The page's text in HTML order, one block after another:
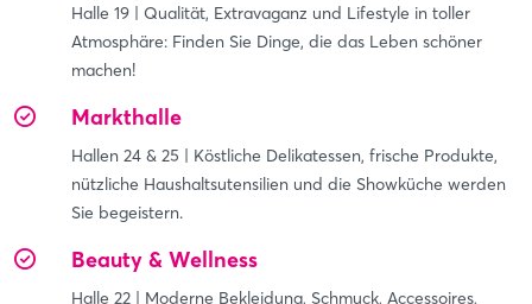
Halle 19 | Qualität, Extravaganz und Lifestyle in toller
Atmosphäre: Finden Sie Dinge, die das Leben schöner
machen!
Markthalle
Hallen 24 & 25 | Köstliche Delikatessen, frische Produkte,
nützliche Haushaltsutensilien und die Showküche werden
Sie begeistern.
Beauty & Wellness
Halle 22 | Moderne Bekleidung, Schmuck, Accessoires,